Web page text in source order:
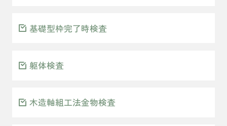
基礎型枠完了時検査
躯体検査
木造軸組工法金物検査